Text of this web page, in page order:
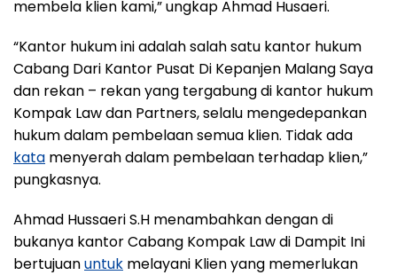
membela klien kami,” ungkap Ahmad Husaeri.
“Kantor hukum ini adalah salah satu kantor hukum
Cabang Dari Kantor Pusat Di Kepanjen Malang Saya
dan rekan – rekan yang tergabung di kantor hukum
Kompak Law dan Partners, selalu mengedepankan
hukum dalam pembelaan semua klien. Tidak ada
kata menyerah dalam pembelaan terhadap klien,”
pungkasnya.
Ahmad Hussaeri S.H menambahkan dengan di
bukanya kantor Cabang Kompak Law di Dampit Ini
bertujuanuntuk melayani Klien yang memerlukan